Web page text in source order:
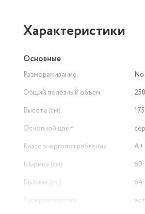
Характеристики
Основные
Размораживание
Общий полезный объем
250
Высота (см)
175
Основной цвет
Класс энергопотребления
A+
Ширина (см)
60
Глубина (см)
64
Суперзаморозка